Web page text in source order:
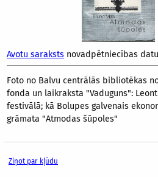
Avotu saraksts novadpētniecības
Foto no Balvu centrālās bibliotēkas
fonda un laikraksta "Vaduguns":
festivālā; kā Bolupes galvenais
grāmata "Atmodas šūpoles"
Ziņot par kļūdu